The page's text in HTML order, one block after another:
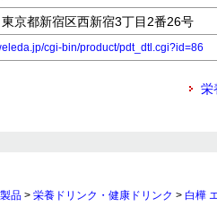
京都新宿区西新宿3丁目2番26号
cgi-bin/product/pdt_dtl.cgi?id=86
栄
製品 > 栄養ドリンク・健康ドリンク > 白樺